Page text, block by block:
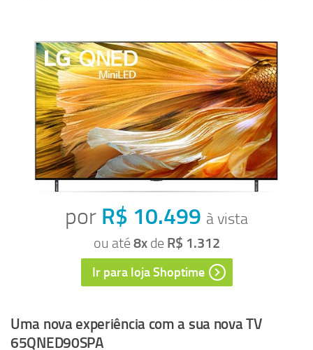
por R$ 10.499 à vista
ou até 8xde R$ 1.312
Ir para lojaShoptime
Uma nova experiência com a sua nova TV
65QNED90SPA